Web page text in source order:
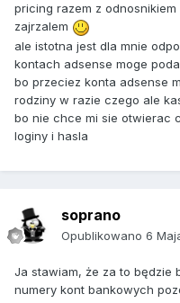
pricing razem z
zajrzalem
ale istotna jest dla mnie
kontach adsense moge
bo przeciez konta adsense
rodziny w razie czego ale
bo nie chce mi sie otwierac
loginy i hasla
soprano
Opublikowano 6
Ja stawiam, że za to będzie
numery kont bankowych